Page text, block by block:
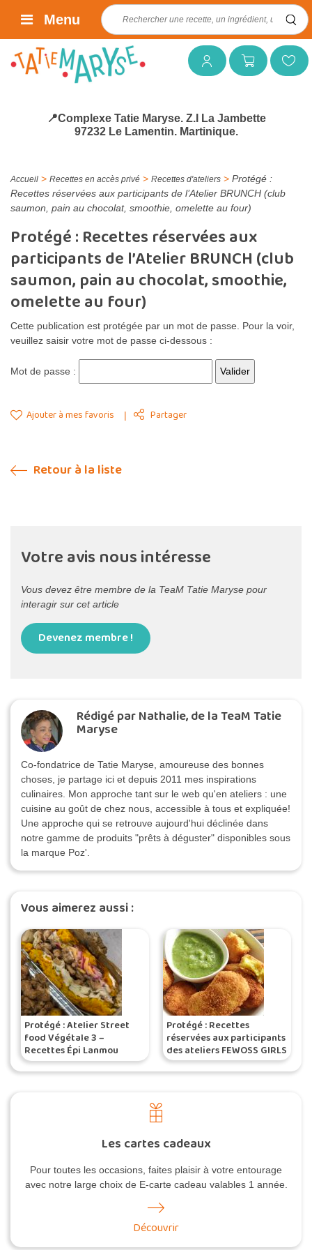
Mon compteMon panierMes favoris
Rechercher :
Menu
📍Complexe Tatie Maryse. Z.I La Jambette
97232 Le Lamentin. Martinique.
Accueil > Recettes en accès privé > Recettes d'ateliers > Protégé :
Recettes réservées aux participants de l’Atelier BRUNCH (club
saumon, pain au chocolat, smoothie, omelette au four)
Protégé : Recettes réservées aux
participants de l’Atelier BRUNCH (club
saumon, pain au chocolat, smoothie,
omelette au four)
Cette publication est protégée par un mot de passe. Pour la voir,
veuillez saisir votre mot de passe ci-dessous :
Mot de passe :
Ajouter à mes favoris Partager
Retour à la liste
Votre avis nous intéresse
Vous devez être membre de la TeaM Tatie Maryse pour
interagir sur cet article
Devenez membre !
Rédigé par Nathalie, de la TeaM Tatie
Maryse
Co-fondatrice de Tatie Maryse, amoureuse des bonnes
choses, je partage ici et depuis 2011 mes inspirations
culinaires. Mon approche tant sur le web qu'en ateliers : une
cuisine au goût de chez nous, accessible à tous et expliquée!
Une approche qui se retrouve aujourd'hui déclinée dans
notre gamme de produits "prêts à déguster" disponibles sous
la marque Poz'.
Vous aimerez aussi :
Protégé : Atelier Street
food Végétale 3 –
Recettes Épi Lanmou
réservées aux participants
Protégé : Recettes
réservées aux participants
des ateliers FEWOSS GIRLS
Les cartes cadeaux
Pour toutes les occasions, faites plaisir à votre entourage
avec notre large choix de E-carte cadeau valables 1 année.
Découvrir